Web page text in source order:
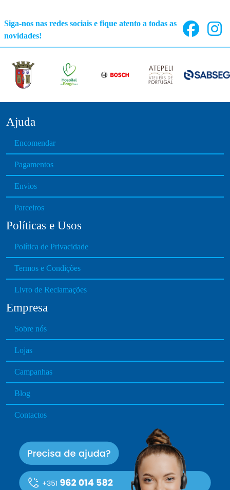
Siga-nos nas redes sociais e fique atento a todas as
novidades!
Ajuda
Encomendar
Pagamentos
Envios
Parceiros
Políticas e Usos
Política de Privacidade
Termos e Condições
Livro de Reclamações
Empresa
Sobre nós
Lojas
Campanhas
Blog
Contactos